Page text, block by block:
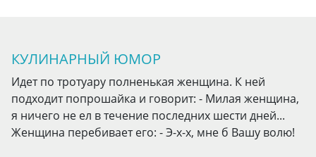
КУЛИНАРНЫЙ ЮМОР
Идет по тротуару полненькая женщина. К ней
подходит попрошайка и говорит: - Милая женщина,
я ничего не ел в течение последних шести дней...
Женщина перебивает его: - Э-х-х, мне б Вашу волю!